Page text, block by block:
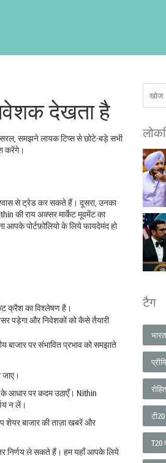
देखता है
समझने लायक टिप्स से छोटे‑बड़े सभी
करेंगे।
से ट्रेड कर सकते हैं। दूसरा, उनका
की राय अक्सर मार्केट मूवमेंट का
पोर्टफ़ोलियो के लिये फायदेमंद हो
क्रैश का विश्लेषण है।
पड़ेगा और निवेशकों को कैसे तैयारी
बाजार पर संभावित प्रभाव को समझाते
के आधार पर कदम उठाएँ। Nithin
न लें।
शेयर बाजार की ताज़ा खबरें और
निर्णय ले सकते हैं। हम यहाँ आपके लिये
टैग
भारत
T20